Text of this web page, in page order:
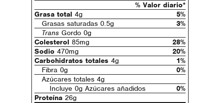
% Valor diario*
Grasa total 4g
5%
Grasas saturadas 0.5g
3%
Trans Gordo 0g
Colesterol 85mg
28%
Sodio 470mg
20%
Carbohidratos totales 4g
1%
Fibra 0g
0%
Azúcares totales 4g
Incluye 0g Azúcares añadidos
0%
Proteína 26g